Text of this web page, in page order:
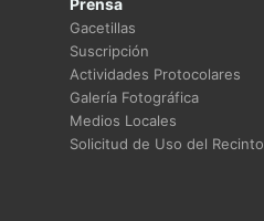
Prensa
Gacetillas
Suscripción
Actividades Protocolares
Galería Fotográfica
Medios Locales
Solicitud de Uso del Recinto